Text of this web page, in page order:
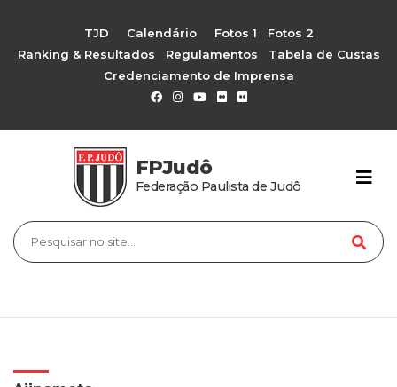
TJD Calendário Fotos 1
Fotos 2
Ranking & Resultados
Regulamentos
Tabela de Custas
Credenciamento de Imprensa
FPJudô
Federação Paulista de Judô